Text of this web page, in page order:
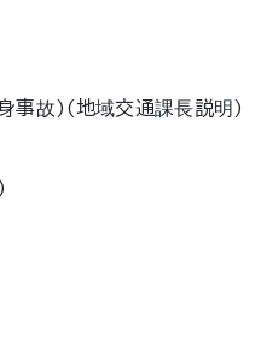
事故)(地域交通課長説明)